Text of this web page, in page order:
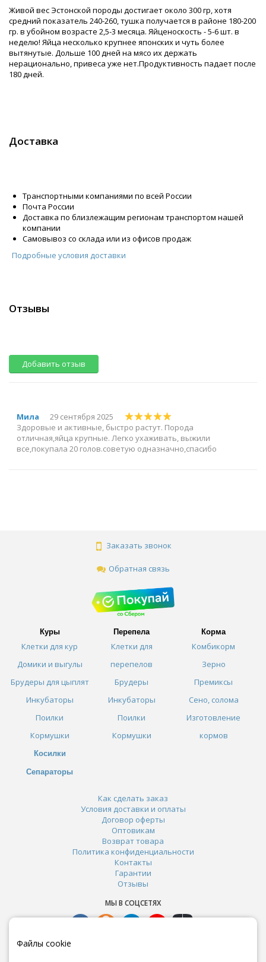
Живой вес Эстонской породы достигает около 300 гр, хотя
средний показатель 240-260, тушка получается в районе 180-200
гр. в убойном возрасте 2,5-3 месяца. Яйценоскость - 5-6 шт. в
неделю! Яйца несколько крупнее японских и чуть более
вытянутые. Дольше 100 дней на мясо их держать
нерационально, привеса уже нет.Продуктивность падает после
180 дней.
Доставка
Транспортными компаниями по всей России
Почта России
Доставка по близлежащим регионам транспортом нашей
компании
Самовывоз со склада или из офисов продаж
Подробные условия доставки
Отзывы
Добавить отзыв
Мила
29 сентября 2025
Здоровые и активные, быстро растут. Порода
отличная,яйца крупные. Легко ухаживать, выжили
все,покупала 20 голов.советую одназначно,спасибо
Заказать звонок
Обратная связь
Куры
Клетки для кур
Домики и выгулы
Брудеры для цыплят
Инкубаторы
Поилки
Кормушки
Косилки
Сепараторы
Перепела
Клетки для
перепелов
Брудеры
Инкубаторы
Поилки
Кормушки
Корма
Комбикорм
Зерно
Премиксы
Сено, солома
Изготовление
кормов
Как сделать заказ
Условия доставки и оплаты
Договор оферты
Оптовикам
Возврат товара
Политика конфиденциальности
Контакты
Гарантии
Отзывы
МЫ В СОЦСЕТЯХ
Файлы cookie